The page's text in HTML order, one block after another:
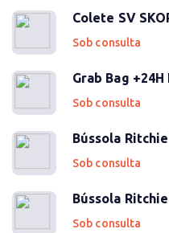
Colete SV
Sob consulta
Grab Bag +24H
Sob consulta
Bússola
Sob consulta
Bússola
Sob consulta